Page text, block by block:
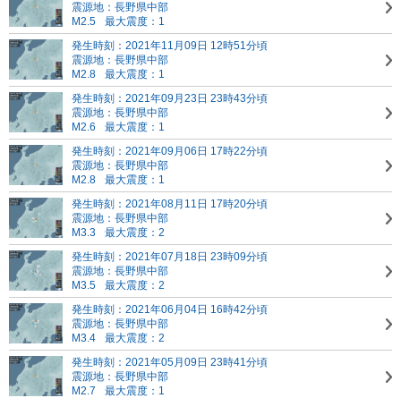
震源地：長野県中部
M2.5
最大震度：1
発生時刻：2021年11月09日 12時51分頃
震源地：長野県中部
M2.8
最大震度：1
発生時刻：2021年09月23日 23時43分頃
震源地：長野県中部
M2.6
最大震度：1
発生時刻：2021年09月06日 17時22分頃
震源地：長野県中部
M2.8
最大震度：1
発生時刻：2021年08月11日 17時20分頃
震源地：長野県中部
M3.3
最大震度：2
発生時刻：2021年07月18日 23時09分頃
震源地：長野県中部
M3.5
最大震度：2
発生時刻：2021年06月04日 16時42分頃
震源地：長野県中部
M3.4
最大震度：2
発生時刻：2021年05月09日 23時41分頃
震源地：長野県中部
M2.7
最大震度：1